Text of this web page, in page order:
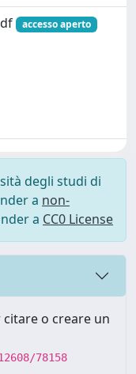
accesso aperto
degli studi di
a non-
a CC0 License
o creare un
78158